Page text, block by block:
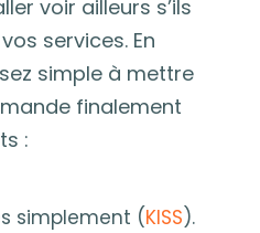
voir ailleurs s’ils
services. En
simple à mettre
finalement
:
simplement (KISS).